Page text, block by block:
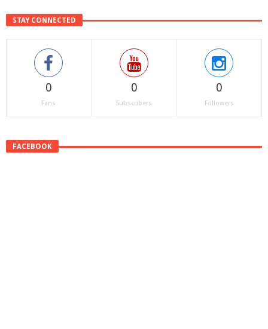
STAY CONNECTED
0
Fans
0
Subscribers
0
Followers
FACEBOOK